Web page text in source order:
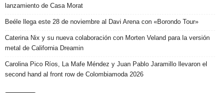
lanzamiento de Casa Morat
Beéle llega este 28 de noviembre al Davi Arena con «Borondo Tour»
Caterina Nix y su nueva colaboración con Morten Veland para la versión
metal de California Dreamin
Carolina Pico Ríos, La Mafe Méndez y Juan Pablo Jaramillo llevaron el
second hand al front row de Colombiamoda 2026